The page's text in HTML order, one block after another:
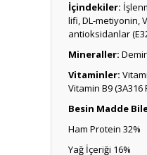
İçindekiler:
lifi, DL-metiyonin,
antioksidanlar
Mineraller:
Vitaminler:
Vitamin B9 (3A316
Besin Madde
Ham Protein 32%
Yağ İçeriği 16%